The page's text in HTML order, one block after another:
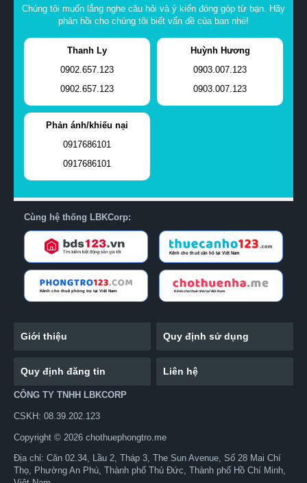
Chúng tôi muốn lắng nghe câu hỏi và ý kiến đóng góp từ bạn. Hãy
phản hồi cho chúng tôi biết vấn đề của bạn nhé!
Thanh Ly
0902.657.123
0902.657.123
Huỳnh Hương
0903.007.123
0903.007.123
Phản ánh/khiếu nại
0917686101
0917686101
Cùng hệ thống LBKCorp:
Giới thiệu Quy định sử dụng
Quy định đăng tin Liên hệ
CÔNG TY TNHH LBKCORP
CSKH: 08.39.202.123
Copyright © 2026 chothuephongtro.me
Địa chỉ: Căn 02.34, Lầu 2, Tháp 3, The Sun Avenue, Số 28 Mai Chí
Thọ, Phường An Phú, Thành phố Thủ Đức, Thành phố Hồ Chí Minh,